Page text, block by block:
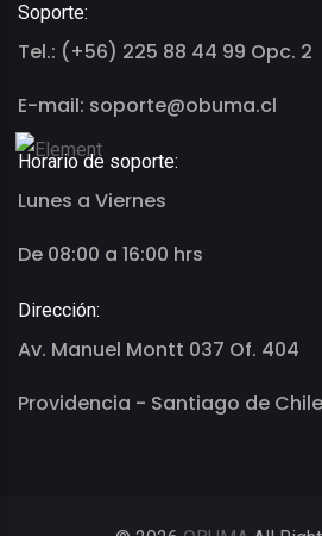
Soporte:
Tel.: (+56) 225 88 44 99 Opc. 2
E-mail: soporte@obuma.cl
Horario de soporte:
Lunes a Viernes
De 08:00 a 16:00 hrs
Dirección:
Av. Manuel Montt 037 Of. 404
Providencia - Santiago de Chile